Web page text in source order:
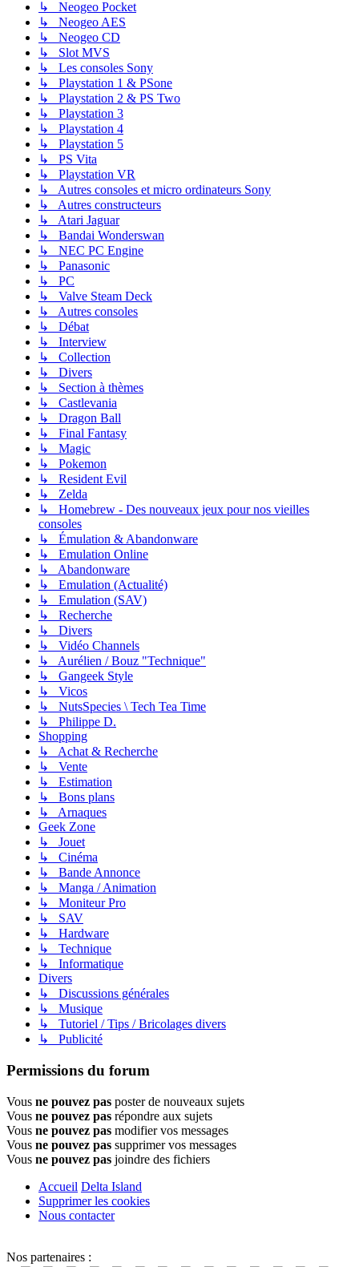
↳ Neogeo Pocket
↳ Neogeo AES
↳ Neogeo CD
↳ Slot MVS
↳ Les consoles Sony
↳ Playstation 1 & PSone
↳ Playstation 2 & PS Two
↳ Playstation 3
↳ Playstation 4
↳ Playstation 5
↳ PS Vita
↳ Playstation VR
↳ Autres consoles et micro ordinateurs Sony
↳ Autres constructeurs
↳ Atari Jaguar
↳ Bandai Wonderswan
↳ NEC PC Engine
↳ Panasonic
↳ PC
↳ Valve Steam Deck
↳ Autres consoles
↳ Débat
↳ Interview
↳ Collection
↳ Divers
↳ Section à thèmes
↳ Castlevania
↳ Dragon Ball
↳ Final Fantasy
↳ Magic
↳ Pokemon
↳ Resident Evil
↳ Zelda
↳ Homebrew - Des nouveaux jeux pour nos vieilles
consoles
↳ Émulation & Abandonware
↳ Emulation Online
↳ Abandonware
↳ Emulation (Actualité)
↳ Emulation (SAV)
↳ Recherche
↳ Divers
↳ Vidéo Channels
↳ Aurélien / Bouz "Technique"
↳ Gangeek Style
↳ Vicos
↳ NutsSpecies \ Tech Tea Time
↳ Philippe D.
Shopping
↳ Achat & Recherche
↳ Vente
↳ Estimation
↳ Bons plans
↳ Arnaques
Geek Zone
↳ Jouet
↳ Cinéma
↳ Bande Annonce
↳ Manga / Animation
↳ Moniteur Pro
↳ SAV
↳ Hardware
↳ Technique
↳ Informatique
Divers
↳ Discussions générales
↳ Musique
↳ Tutoriel / Tips / Bricolages divers
↳ Publicité
Permissions du forum
Vous ne pouvez pas poster de nouveaux sujets
Vous ne pouvez pas répondre aux sujets
Vous ne pouvez pas modifier vos messages
Vous ne pouvez pas supprimer vos messages
Vous ne pouvez pas joindre des fichiers
Accueil Delta Island
Supprimer les cookies
Nous contacter
Nos partenaires :